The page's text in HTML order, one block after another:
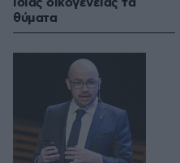
θύματα